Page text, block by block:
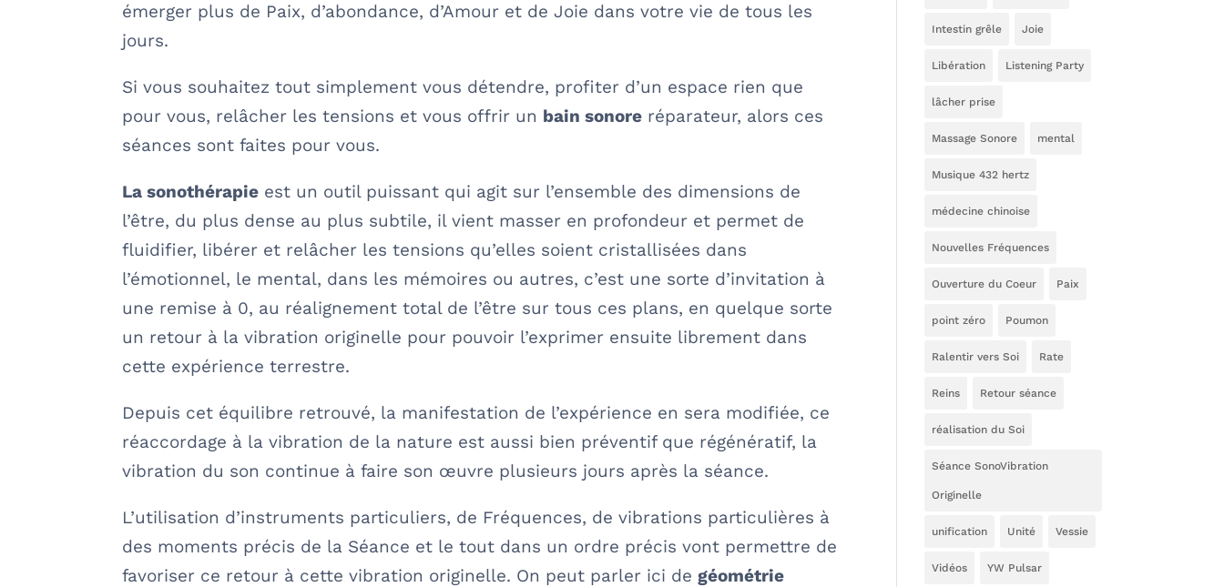
émerger plus de Paix, d’abondance, d’Amour et de Joie dans votre vie de tous les
jours.
Si vous souhaitez tout simplement vous détendre, profiter d’un espace rien que
pour vous, relâcher les tensions et vous offrir un bain sonore réparateur, alors ces
séances sont faites pour vous.
La sonothérapie est un outil puissant qui agit sur l’ensemble des dimensions de
l’être, du plus dense au plus subtile, il vient masser en profondeur et permet de
fluidifier, libérer et relâcher les tensions qu’elles soient cristallisées dans
l’émotionnel, le mental, dans les mémoires ou autres, c’est une sorte d’invitation à
une remise à 0, au réalignement total de l’être sur tous ces plans, en quelque sorte
un retour à la vibration originelle pour pouvoir l’exprimer ensuite librement dans
cette expérience terrestre.
Depuis cet équilibre retrouvé, la manifestation de l’expérience en sera modifiée, ce
réaccordage à la vibration de la nature est aussi bien préventif que régénératif, la
vibration du son continue à faire son œuvre plusieurs jours après la séance.
L’utilisation d’instruments particuliers, de Fréquences, de vibrations particulières à
des moments précis de la Séance et le tout dans un ordre précis vont permettre de
favoriser ce retour à cette vibration originelle. On peut parler ici degéométrie
Intestin grêle Joie
Libération Listening Party
lâcher prise
Massage Sonore mental
Musique 432 hertz
médecine chinoise
Nouvelles Fréquences
Ouverture du Coeur Paix
point zéro Poumon
Ralentir vers Soi Rate
Reins Retour séance
réalisation du Soi
Séance SonoVibration
Originelle
unification Unité Vessie
Vidéos YW Pulsar